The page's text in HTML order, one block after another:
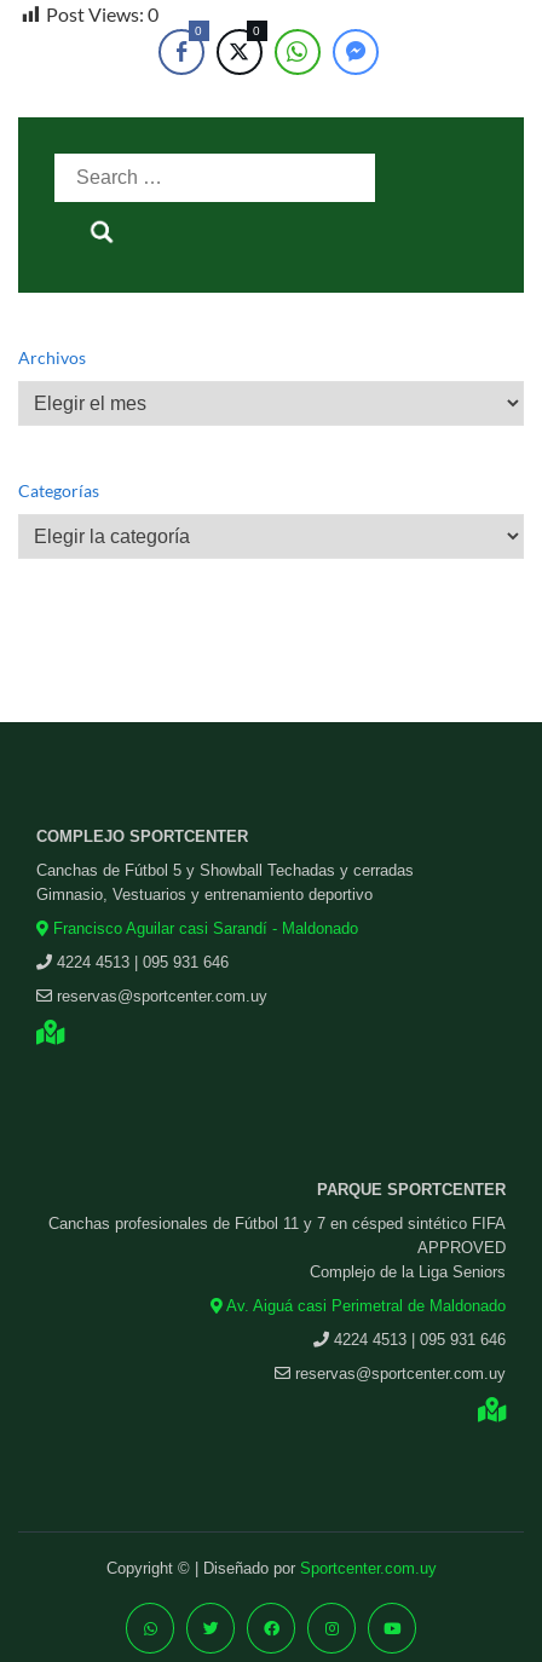
Post Views: 0
0 0
Search
for:
Archivos
Archivos
Categorías
Categorías
COMPLEJO SPORTCENTER
Canchas de Fútbol 5 y Showball Techadas y cerradas
Gimnasio, Vestuarios y entrenamiento deportivo
Francisco Aguilar casi Sarandí - Maldonado
4224 4513 | 095 931 646
reservas@sportcenter.com.uy
PARQUE SPORTCENTER
Canchas profesionales de Fútbol 11 y 7 en césped sintético FIFA
APPROVED
Complejo de la Liga Seniors
Av. Aiguá casi Perimetral de Maldonado
4224 4513 | 095 931 646
reservas@sportcenter.com.uy
Copyright © | Diseñado por Sportcenter.com.uy